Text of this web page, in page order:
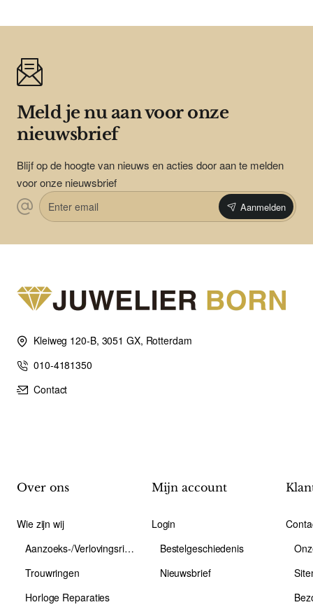
Meld je nu aan voor onze
nieuwsbrief
Blijf op de hoogte van nieuws en acties door aan te melden
voor onze nieuwsbrief
Enter
email
Aanmelden
Kleiweg 120-B, 3051 GX, Rotterdam
010-4181350
Contact
Over ons
Wie zijn wij
Aanzoeks-/Verlovingsring
Trouwringen
Horloge Reparaties
Mijn account
Login
Bestelgeschiedenis
Nieuwsbrief